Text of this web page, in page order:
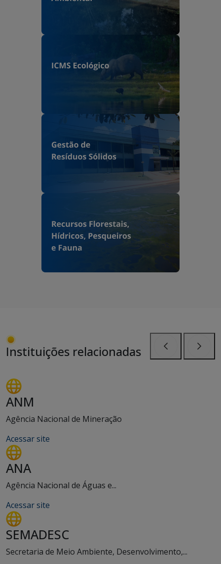
Instituições relacionadas
ANM
Agência Nacional de Mineração
Acessar site
ANA
Agência Nacional de Águas e...
Acessar site
SEMADESC
Secretaria de Meio Ambiente, Desenvolvimento,...